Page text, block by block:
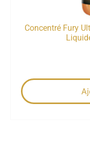
Concentré Fury